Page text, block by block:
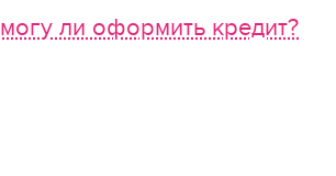
ли оформить кредит?